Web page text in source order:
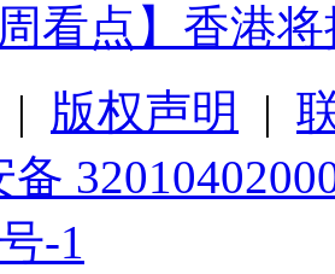
周看点】香港
| 版权声明 |
-1